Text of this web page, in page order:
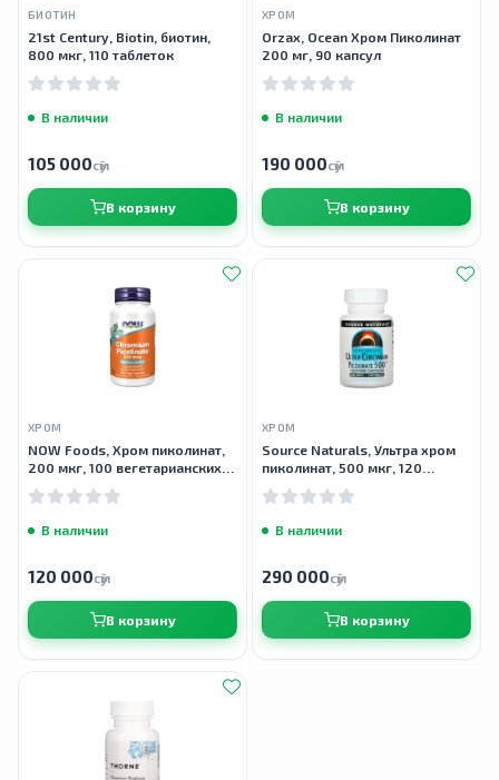
БИОТИН
21st Century, Biotin, биотин,
800 мкг, 110 таблеток
В наличии
105 000сӯм
В корзину
ХРОМ
Orzax, Ocean Хром Пиколинат
200 мг, 90 капсул
В наличии
190 000сӯм
В корзину
ХРОМ
NOW Foods, Хром пиколинат,
200 мкг, 100 вегетарианских
капсул
В наличии
120 000сӯм
В корзину
ХРОМ
Source Naturals, Ультра хром
пиколинат, 500 мкг, 120
таблеток
В наличии
290 000сӯм
В корзину